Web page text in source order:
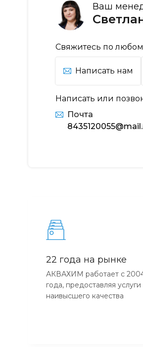
Ваш
Свяжитесь по
Написать нам
Написать или
Почта
22 года на рынке
АКВАХИМ работает с
года, предоставляя услуги
наивысшего качества